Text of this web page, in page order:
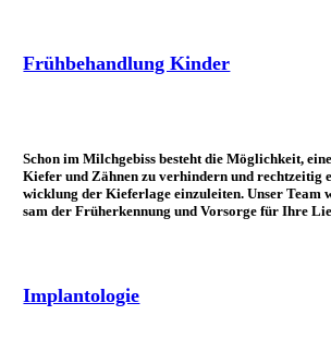
Frühbehandlung Kinder
Schon im Milch­gebiss besteht die Mö­glich­keit,
Kiefer und Zähnen zu ver­hindern und recht­zeitig
wicklung der Kiefer­lage ein­zu­leiten. Unser Team
sam der Früh­er­kennung und Vor­sorge für Ihre
Implantologie